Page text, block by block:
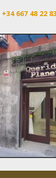
+34 667 48 22 83